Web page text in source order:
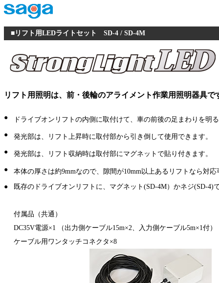
■リフト用LEDライトセット SD-4 / SD-4M
リフト用照明は、前・後輪のアライメント作業用照明器具で
● ドライブオンリフトの内側に取付けて、車の前後の足まわりを明
● 発光部は、リフト上昇時に取付部から引き倒して使用できます。
● 発光部は、リフト収納時は取付部にマグネットで貼り付きます。
● 本体の厚さは約9mmなので、隙間が10mm以上あるリフトなら対応
● 既存のドライブオンリフトに、マグネット(SD-4M）かネジ(SD-4)
付属品（共通）
DC35V電源×1 （出力側ケーブル15m×2、入力側ケーブル5m×1付）
ケーブル用ワンタッチコネクタ×8